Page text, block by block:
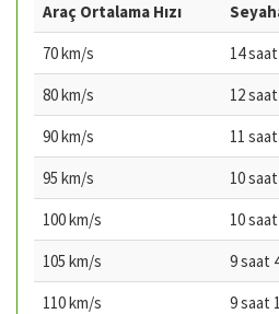
Araç Ortalama Hızı
70 km/s
14
80 km/s
12
90 km/s
11
95 km/s
10
100 km/s
10
105 km/s
9 saat
110 km/s
9 saat